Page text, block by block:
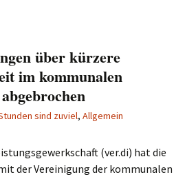
über kürzere
im kommunalen
sind zuviel, Allgemein
(ver.di) hat die
der Vereinigung der kommunalen